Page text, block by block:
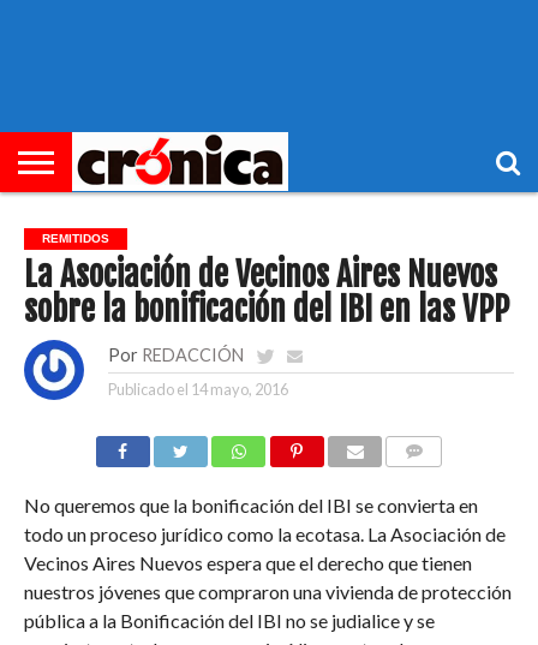
REMITIDOS
La Asociación de Vecinos Aires Nuevos
sobre la bonificación del IBI en las VPP
Por REDACCIÓN
Publicado el 14 mayo, 2016
No queremos que la bonificación del IBI se convierta en
todo un proceso jurídico como la ecotasa. La Asociación de
Vecinos Aires Nuevos espera que el derecho que tienen
nuestros jóvenes que compraron una vivienda de protección
pública a la Bonificación del IBI no se judialice y se